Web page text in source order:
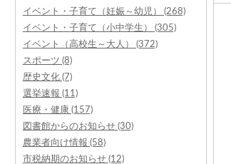
イベント・子育て（妊娠～幼児） (268)
イベント・子育て（小中学生） (305)
イベント（高校生～大人） (372)
スポーツ (8)
歴史文化 (7)
選挙速報 (11)
医療・健康 (157)
図書館からのお知らせ (30)
農業者向け情報 (58)
市税納期のお知らせ (12)